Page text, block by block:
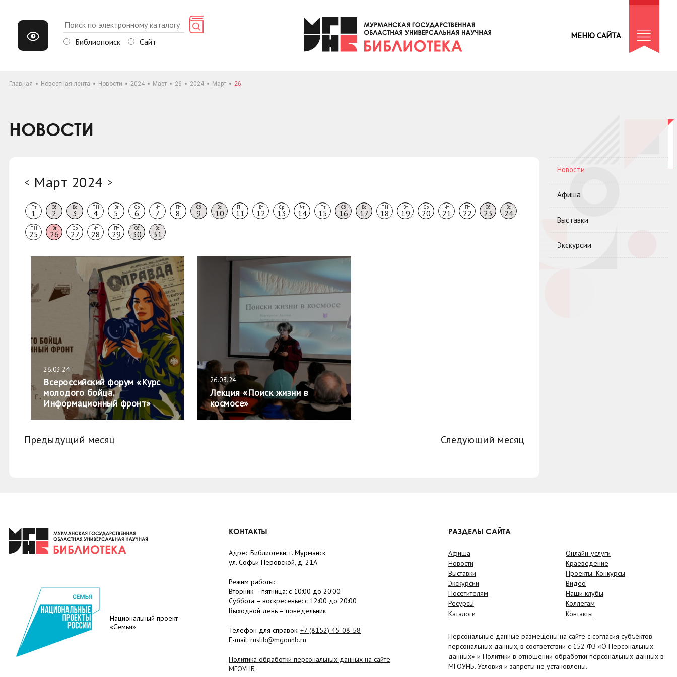
Библиопоиск Сайт
МЕНЮ САЙТА
Главная Новостная лента Новости 2024 Март 26 2024 Март 26
НОВОСТИ
< Март 2024 >
Пт
1
Сб
2
Вс
3
ПН
4
Вт
5
Ср
6
Чт
7
Пт
8
Сб
9
Вс
10
ПН
11
Вт
12
Ср
13
Чт
14
Пт
15
Сб
16
Вс
17
ПН
18
Вт
19
Ср
20
Чт
21
Пт
22
Сб
23
Вс
24
ПН
25
Вт
26
Ср
27
Чт
28
Пт
29
Сб
30
Вс
31
26.03.24
Всероссийский форум «Курс
молодого бойца.
Информационный фронт»
26.03.24
Лекция «Поиск жизни в
космосе»
Предыдущий месяц Следующий месяц
Новости
Афиша
Выставки
Экскурсии
Национальный проект
«Семья»
КОНТАКТЫ
Адрес Библиотеки: г. Мурманск,
ул. Софьи Перовской, д. 21А
Режим работы:
Вторник – пятница: с 10:00 до 20:00
Суббота – воскресенье: c 12:00 до 20:00
Выходной день – понедельник
Телефон для справок: +7 (8152) 45-08-58
E-mail: ruslib@mgounb.ru
Политика обработки персональных данных на сайте
МГОУНБ
РАЗДЕЛЫ САЙТА
Афиша
Новости
Выставки
Экскурсии
Посетителям
Ресурсы
Каталоги
Онлайн-услуги
Краеведение
Проекты. Конкурсы
Видео
Наши клубы
Коллегам
Контакты
Персональные данные размещены на сайте с согласия субъектов
персональных данных, в соответствии с 152 ФЗ «О Персональных
данных» и Политики в отношении обработки персональных данных в
МГОУНБ. Условия и запреты не установлены.